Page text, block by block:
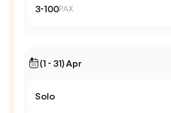
3-100PAX
(1 - 31) Apr
Solo